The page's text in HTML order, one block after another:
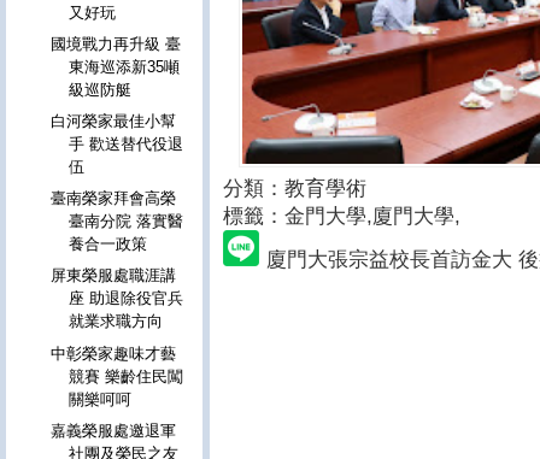
分類：教育學術
標籤：金門大學,廈門大學,
廈門大張宗益校長首訪金大
又好玩
國境戰力再升級 臺
東海巡添新35噸
級巡防艇
白河榮家最佳小幫
手 歡送替代役退
伍
臺南榮家拜會高榮
臺南分院 落實醫
養合一政策
屏東榮服處職涯講
座 助退除役官兵
就業求職方向
中彰榮家趣味才藝
競賽 樂齡住民闖
關樂呵呵
嘉義榮服處邀退軍
社團及榮民之友